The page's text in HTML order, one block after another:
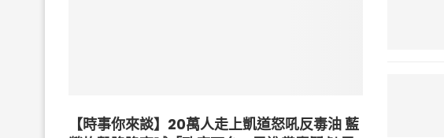
【時事你來談】20萬人走上凱道怒吼反毒油 藍